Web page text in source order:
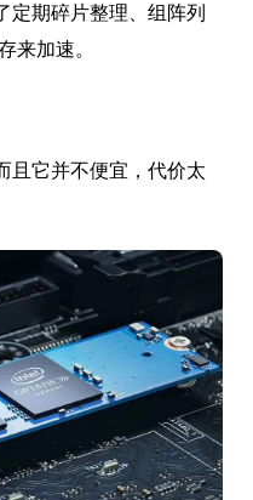
定期碎片整理、组阵列
来加速。
且它并不便宜，代价太